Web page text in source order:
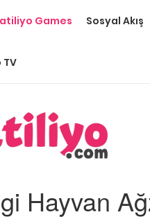
Games Sosyal Akış
Hayvan